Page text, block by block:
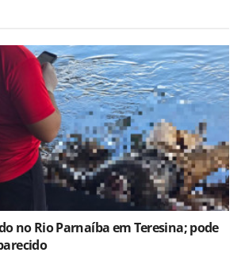
no Rio Parnaíba em Teresina; pode